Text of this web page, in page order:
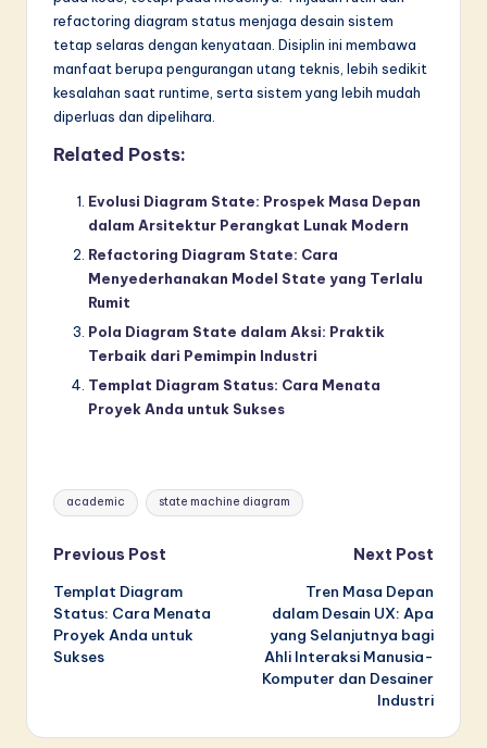
refactoring diagram status menjaga desain sistem
tetap selaras dengan kenyataan. Disiplin ini membawa
manfaat berupa pengurangan utang teknis, lebih sedikit
kesalahan saat runtime, serta sistem yang lebih mudah
diperluas dan dipelihara.
Related Posts:
Evolusi Diagram State: Prospek Masa Depan
dalam Arsitektur Perangkat Lunak Modern
Refactoring Diagram State: Cara
Menyederhanakan Model State yang Terlalu
Rumit
Pola Diagram State dalam Aksi: Praktik
Terbaik dari Pemimpin Industri
Templat Diagram Status: Cara Menata
Proyek Anda untuk Sukses
Tags:
academic state machine diagram
Post
navigation
Previous Post
Templat Diagram
Status: Cara Menata
Proyek Anda untuk
Sukses
Next Post
Tren Masa Depan
dalam Desain UX: Apa
yang Selanjutnya bagi
Ahli Interaksi Manusia-
Komputer dan Desainer
Industri